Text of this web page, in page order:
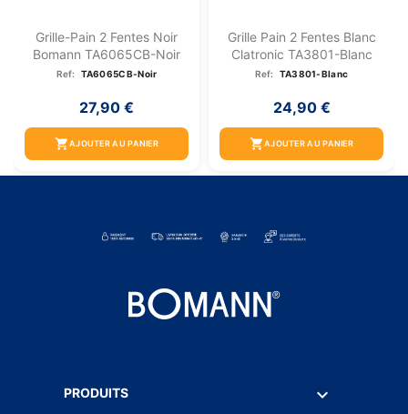
Grille-Pain 2 Fentes Noir
Bomann TA6065CB-Noir
Ref: TA6065CB-Noir
27,90 €
shopping_cartAJOUTER AU PANIER
Grille Pain 2 Fentes Blanc
Clatronic TA3801-Blanc
Ref: TA3801-Blanc
24,90 €
shopping_cartAJOUTER AU PANIER
PRODUITS 